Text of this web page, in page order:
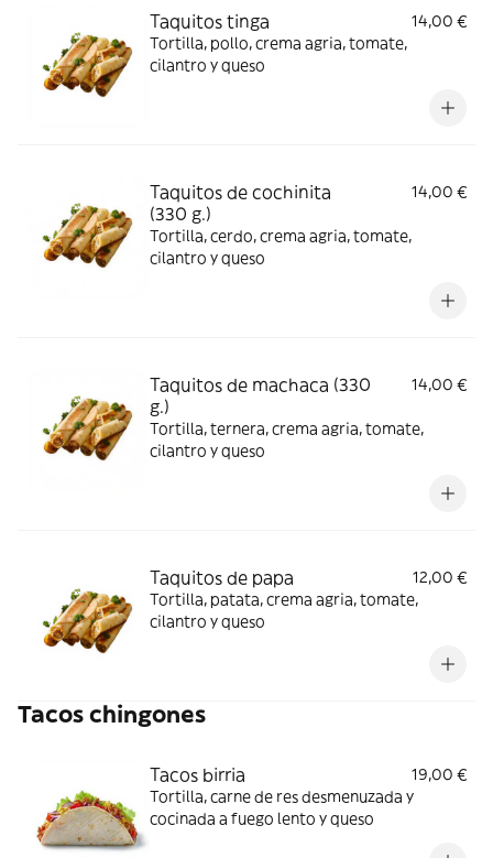
Taquitos tinga
14,00 €
Tortilla, pollo, crema agria, tomate,
cilantro y queso
Taquitos de cochinita
(330 g.)
14,00 €
Tortilla, cerdo, crema agria, tomate,
cilantro y queso
Taquitos de machaca (330
g.)
14,00 €
Tortilla, ternera, crema agria, tomate,
cilantro y queso
Taquitos de papa
12,00 €
Tortilla, patata, crema agria, tomate,
cilantro y queso
Tacos chingones
Tacos birria
19,00 €
Tortilla, carne de res desmenuzada y
cocinada a fuego lento y queso